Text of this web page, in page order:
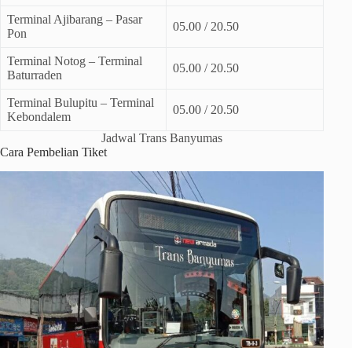
Terminal Ajibarang – Pasar
Pon
05.00 / 20.50
Terminal Notog – Terminal
Baturraden
05.00 / 20.50
Terminal Bulupitu – Terminal
Kebondalem
05.00 / 20.50
Jadwal Trans Banyumas
Cara Pembelian Tiket